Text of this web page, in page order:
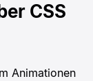
CSS
Animationen